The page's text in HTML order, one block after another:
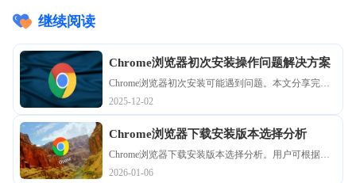
继续阅读
Chrome浏览器初次安装操作问题解决方案
Chrome浏览器初次安装可能遇到问题。本文分享完整
解决方案和操作经验，帮助新手用户快速完成安装，
提升浏览器运行效率，保证使用顺畅稳定。
2025-12-02
Chrome浏览器下载安装版本选择分析
Chrome浏览器下载安装版本选择分析。用户可根据需
求选择合适版本，快速部署并保证稳定运行，提升多
2026-01-06